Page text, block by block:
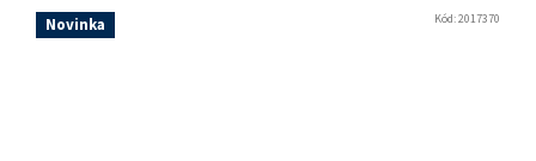
Novinka Kód:2017370